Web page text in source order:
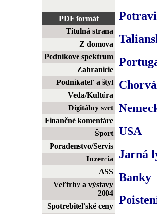
PDF formát
Titulná strana
Z domova
Podnikové spektrum
Zahranicie
Podnikateľ a štýl
Veda/Kultúra
Digitálny svet
Finančné komentáre
Šport
Poradenstvo/Servis
Inzercia
ASS
Veľtrhy a výstavy
2004
Spotrebiteľské ceny
USA
Jarná
Banky